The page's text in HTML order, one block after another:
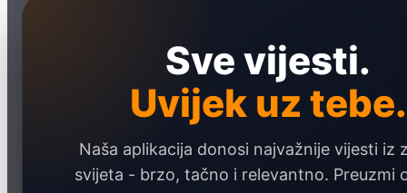
Sve vijesti.
Uvijek uz tebe.
Naša aplikacija donosi najvažnije vijesti iz
svijeta - brzo, tačno i relevantno. Preuzmi
Marketing